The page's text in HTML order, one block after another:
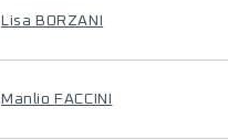
Lisa BORZANI
Manlio FACCINI